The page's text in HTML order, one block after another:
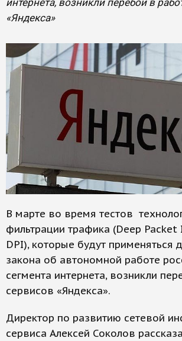
интернета, возникли перебои в
«Яндекса»
В марте во время тестов
фильтрации трафика (Deep
DPI), которые будут применяться
закона об автономной работе
сегмента интернета, возникли
сервисов «Яндекса».
Директор по развитию сетевой
сервиса Алексей Соколов